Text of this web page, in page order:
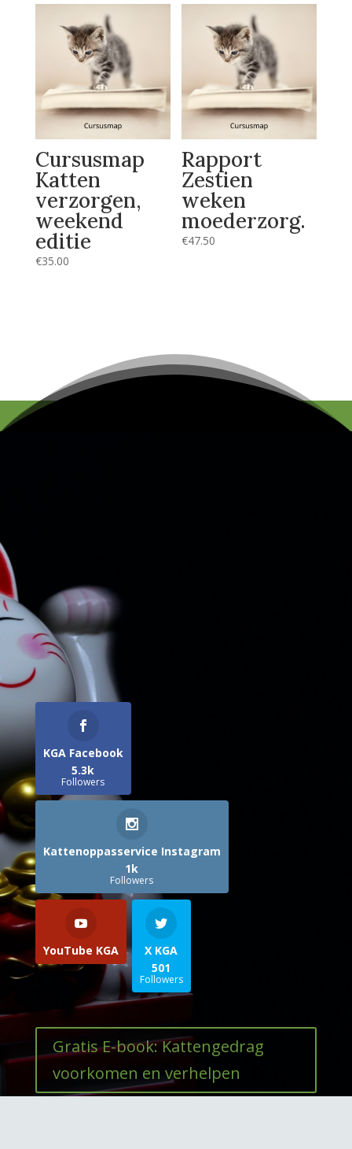
Cursusmap
Katten
verzorgen,
weekend
editie
€35.00
Rapport
Zestien
weken
moederzorg.
€47.50
KGA Facebook
5.3k
Followers
Kattenoppasservice Instagram
1k
Followers
YouTube KGA
X KGA
501
Followers
Gratis E-book: Kattengedrag
voorkomen en verhelpen